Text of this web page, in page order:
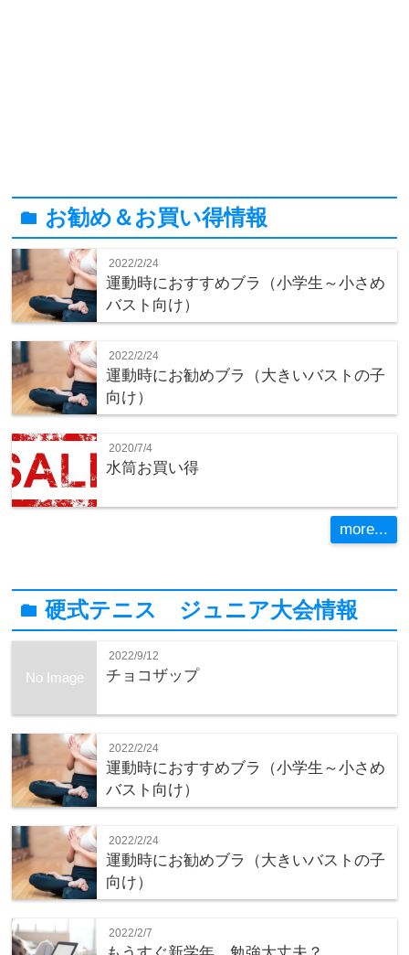
folder お勧め＆お買い得情報
2022/2/24
運動時におすすめブラ（小学生～小さめ
バスト向け）
2022/2/24
運動時にお勧めブラ（大きいバストの子
向け）
2020/7/4
水筒お買い得
more...
folder硬式テニス ジュニア大会情報
No Image
2022/9/12
チョコザップ
2022/2/24
運動時におすすめブラ（小学生～小さめ
バスト向け）
2022/2/24
運動時にお勧めブラ（大きいバストの子
向け）
2022/2/7